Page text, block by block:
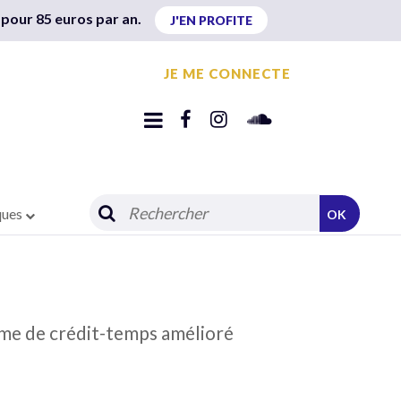
85 euros par an. J'EN PROFITE
JE ME CONNECTE
OK
de crédit-temps amélioré